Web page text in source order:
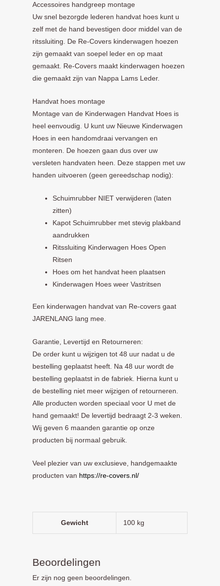
Accessoires handgreep montage
Uw snel bezorgde lederen handvat hoes kunt u
zelf met de hand bevestigen door middel van de
ritssluiting. De Re-Covers kinderwagen hoezen
zijn gemaakt van soepel leder en op maat
gemaakt. Re-Covers maakt kinderwagen hoezen
die gemaakt zijn van Nappa Lams Leder.
Handvat hoes montage
Montage van de Kinderwagen Handvat Hoes is
heel eenvoudig. U kunt uw Nieuwe Kinderwagen
Hoes in een handomdraai vervangen en
monteren. De hoezen gaan dus over uw
versleten handvaten heen. Deze stappen met uw
handen uitvoeren (geen gereedschap nodig):
Schuimrubber NIET verwijderen (laten
zitten)
Kapot Schuimrubber met stevig plakband
aandrukken
Ritssluiting Kinderwagen Hoes Open
Ritsen
Hoes om het handvat heen plaatsen
Kinderwagen Hoes weer Vastritsen
Een kinderwagen handvat van Re-covers gaat
JARENLANG lang mee.
Garantie, Levertijd en Retourneren:
De order kunt u wijzigen tot 48 uur nadat u de
bestelling geplaatst heeft. Na 48 uur wordt de
bestelling geplaatst in de fabriek. Hierna kunt u
de bestelling niet meer wijzigen of retourneren.
Alle producten worden speciaal voor U met de
hand gemaakt! De levertijd bedraagt 2-3 weken.
Wij geven 6 maanden garantie op onze
producten bij normaal gebruik.
Veel plezier van uw exclusieve, handgemaakte
producten van https://re-covers.nl/
Gewicht 100 kg
Beoordelingen
Er zijn nog geen beoordelingen.